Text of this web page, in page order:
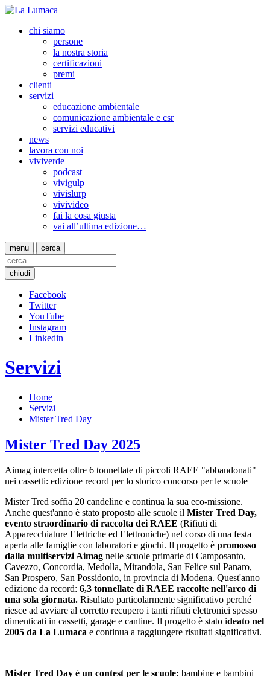
chi siamo
persone
la nostra storia
certificazioni
premi
clienti
servizi
educazione ambientale
comunicazione ambientale e csr
servizi educativi
news
lavora con noi
viviverde
podcast
vivigulp
vivislurp
vivivideo
fai la cosa giusta
vai all’ultima edizione…
menu cerca
chiudi
Facebook
Twitter
YouTube
Instagram
Linkedin
Servizi
Home
Servizi
Mister Tred Day
Mister Tred Day 2025
Aimag intercetta oltre 6 tonnellate di piccoli RAEE "abbandonati"
nei cassetti: edizione record per lo storico concorso per le scuole
Mister Tred soffia 20 candeline e continua la sua eco-missione.
Anche quest'anno è stato proposto alle scuole il Mister Tred Day,
evento straordinario di raccolta dei RAEE (Rifiuti di
Apparecchiature Elettriche ed Elettroniche) nel corso di una festa
aperta alle famiglie con laboratori e giochi. Il progetto è promosso
dalla multiservizi Aimag nelle scuole primarie di Camposanto,
Cavezzo, Concordia, Medolla, Mirandola, San Felice sul Panaro,
San Prospero, San Possidonio, in provincia di Modena. Quest'anno
edizione da record: 6,3 tonnellate di RAEE raccolte nell'arco di
una sola giornata. Risultato particolarmente significativo perché
riesce ad avviare al corretto recupero i tanti rifiuti elettronici spesso
dimenticati in cassetti, garage e cantine. Il progetto è stato ideato nel
2005 da La Lumaca e continua a raggiungere risultati significativi.
Mister Tred Day è un contest per le scuole: bambine e bambini